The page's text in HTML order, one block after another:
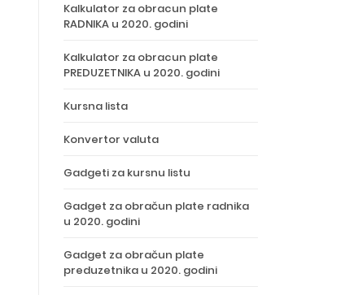
Kalkulator za obracun plate
RADNIKA u 2020. godini
Kalkulator za obracun plate
PREDUZETNIKA u 2020. godini
Kursna lista
Konvertor valuta
Gadgeti za kursnu listu
Gadget za obračun plate radnika
u 2020. godini
Gadget za obračun plate
preduzetnika u 2020. godini